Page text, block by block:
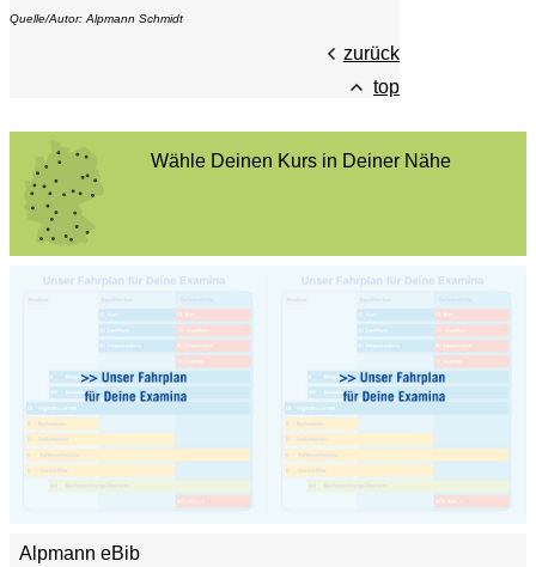
Quelle/Autor: Alpmann Schmidt
zurück
top
Wähle Deinen Kurs in Deiner Nähe
Alpmann eBib